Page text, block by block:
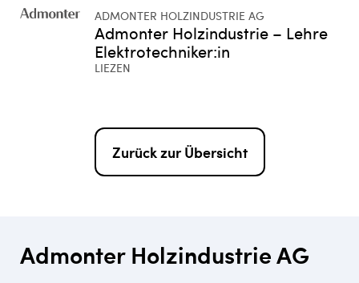
ADMONTER HOLZINDUSTRIE AG
Admonter Holzindustrie – Lehre
Elektrotechniker:in
LIEZEN
Zurück zur Übersicht
Admonter Holzindustrie AG